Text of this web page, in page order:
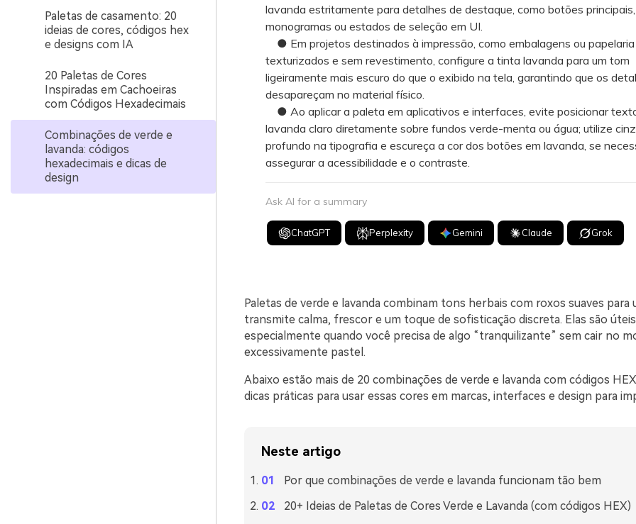
Paletas de casamento: 20
ideias de cores, códigos hex
e designs com IA
20 Paletas de Cores
Inspiradas em Cachoeiras
com Códigos Hexadecimais
Combinações de verde e
lavanda: códigos
hexadecimais e dicas de
design
lavanda estritamente para detalhes de destaque, como botões principais,
monogramas ou estados de seleção em UI.
● Em projetos destinados à impressão, como embalagens ou
texturizados e sem revestimento, configure a tinta lavanda para um tom
ligeiramente mais escuro do que o exibido na tela, garantindo que os
desapareçam no material físico.
● Ao aplicar a paleta em aplicativos e interfaces, evite posicionar
lavanda claro diretamente sobre fundos verde-menta ou água; utilize
profundo na tipografia e escureça a cor dos botões em lavanda, se
assegurar a acessibilidade e o contraste.
Ask AI for a summary
ChatGPT Perplexity Gemini Claude Grok
Paletas de verde e lavanda combinam tons herbais com roxos suaves para
transmite calma, frescor e um toque de sofisticação discreta. Elas são úteis
especialmente quando você precisa de algo “tranquilizante” sem cair no
excessivamente pastel.
Abaixo estão mais de 20 combinações de verde e lavanda com códigos
dicas práticas para usar essas cores em marcas, interfaces e design para
Neste artigo
Por que combinações de verde e lavanda funcionam tão bem
20+ Ideias de Paletas de Cores Verde e Lavanda (com códigos HEX)